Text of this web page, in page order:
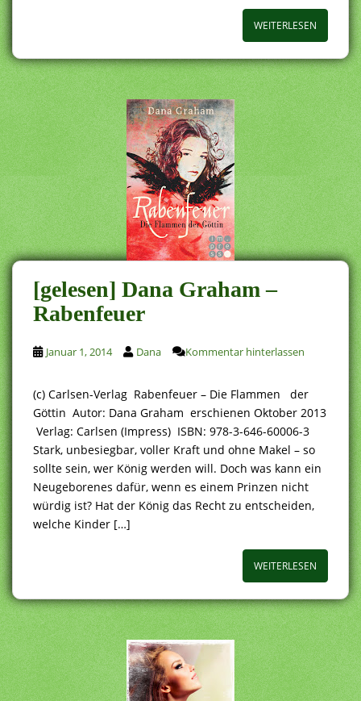
WEITERLESEN
[gelesen] Dana Graham –
Rabenfeuer
Januar 1, 2014 Dana Kommentar hinterlassen
(c) Carlsen-Verlag Rabenfeuer – Die Flammen der
Göttin Autor: Dana Graham erschienen Oktober 2013
Verlag: Carlsen (Impress) ISBN: 978-3-646-60006-3
Stark, unbesiegbar, voller Kraft und ohne Makel – so
sollte sein, wer König werden will. Doch was kann ein
Neugeborenes dafür, wenn es einem Prinzen nicht
würdig ist? Hat der König das Recht zu entscheiden,
welche Kinder […]
WEITERLESEN